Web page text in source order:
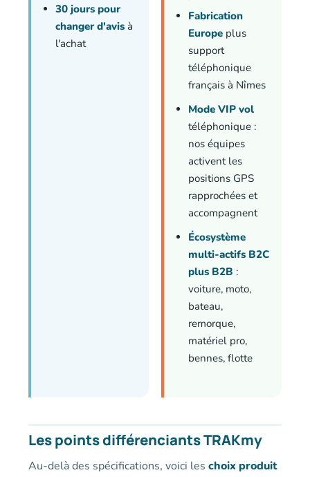
30 jours pour
changer d'avisà
l'achat
Fabrication
Europeplus
support
téléphonique
français à Nîmes
Mode VIP vol
téléphonique :
nos équipes
activent les
positions GPS
rapprochées et
accompagnent
Écosystème
multi-actifs B2C
plus B2B :
voiture, moto,
bateau,
remorque,
matériel pro,
bennes, flotte
Les points différenciants TRAKmy
Au-delà des spécifications, voici les choix produit